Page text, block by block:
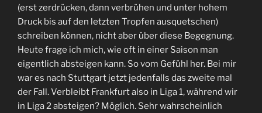
(erst zerdrücken, dann verbrühen und unter hohem
Druck bis auf den letzten Tropfen ausquetschen)
schreiben können, nicht aber über diese Begegnung.
Heute frage ich mich, wie oft in einer Saison man
eigentlich absteigen kann. So vom Gefühl her. Bei mir
war es nach Stuttgart jetzt jedenfalls das zweite mal
der Fall. Verbleibt Frankfurt also in Liga 1, während wir
in Liga 2 absteigen? Möglich. Sehr wahrscheinlich